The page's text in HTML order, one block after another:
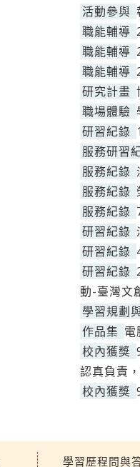
活動參與
職能輔導
職能輔導
職能輔導
研究計畫
職場體驗
研習紀錄
服務研習
服務紀錄
服務紀錄
服務紀錄
研習紀錄
研習紀錄
研習紀錄
動-臺灣文
學習規劃
作品集 電
校內獲獎
認真負責
校內獲獎
學習歷程問與